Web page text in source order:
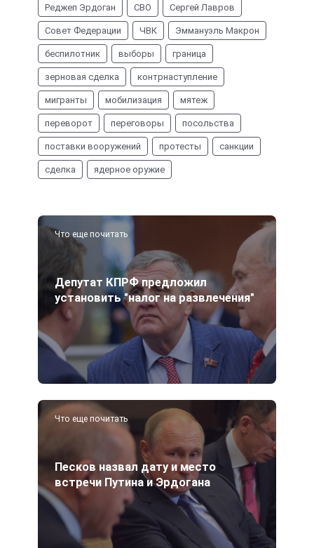
Реджеп Эрдоган СВО Сергей Лавров
Совет Федерации ЧВК Эммануэль Макрон
беспилотник выборы граница
зерновая сделка контрнаступление
мигранты мобилизация мятеж
переворот переговоры посольства
поставки вооружений протесты санкции
сделка ядерное оружие
Что еще почитать
Депутат КПРФ предложил
установить "налог на развлечения"
Что еще почитать
Песков назвал дату и место
встречи Путина и Эрдогана